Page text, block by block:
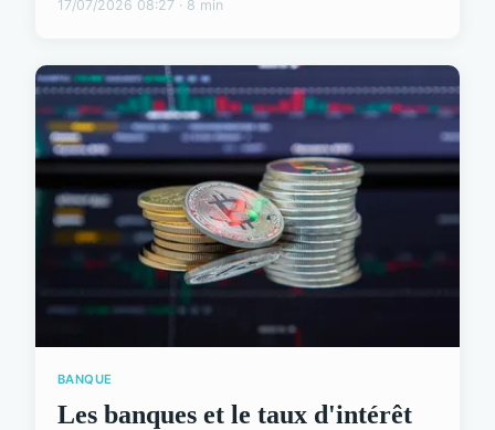
17/07/2026 08:27 · 8 min
BANQUE
Les banques et le taux d'intérêt